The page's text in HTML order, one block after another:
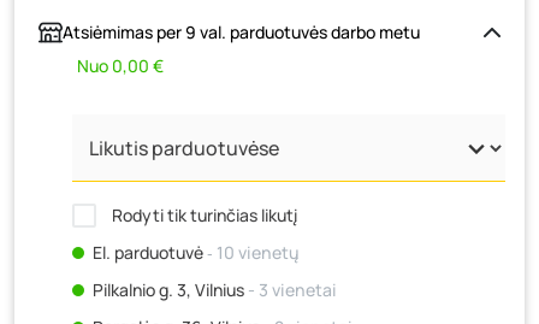
Atsiėmimas per 9 val. parduotuvės darbo metu
Nuo 0,00 €
Rodyti tik turinčias likutį
El. parduotuvė‐ 10 vienetų
Pilkalnio g. 3, Vilnius - 3 vienetai